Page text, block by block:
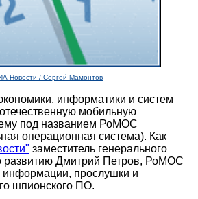
Новости / Сергей Мамонтов
информатики и систем
мобильную
под названием РоМОС
операционная система). Как
заместитель генерального
Дмитрий Петров, РоМОС
информации, прослушки и
шпионского ПО.